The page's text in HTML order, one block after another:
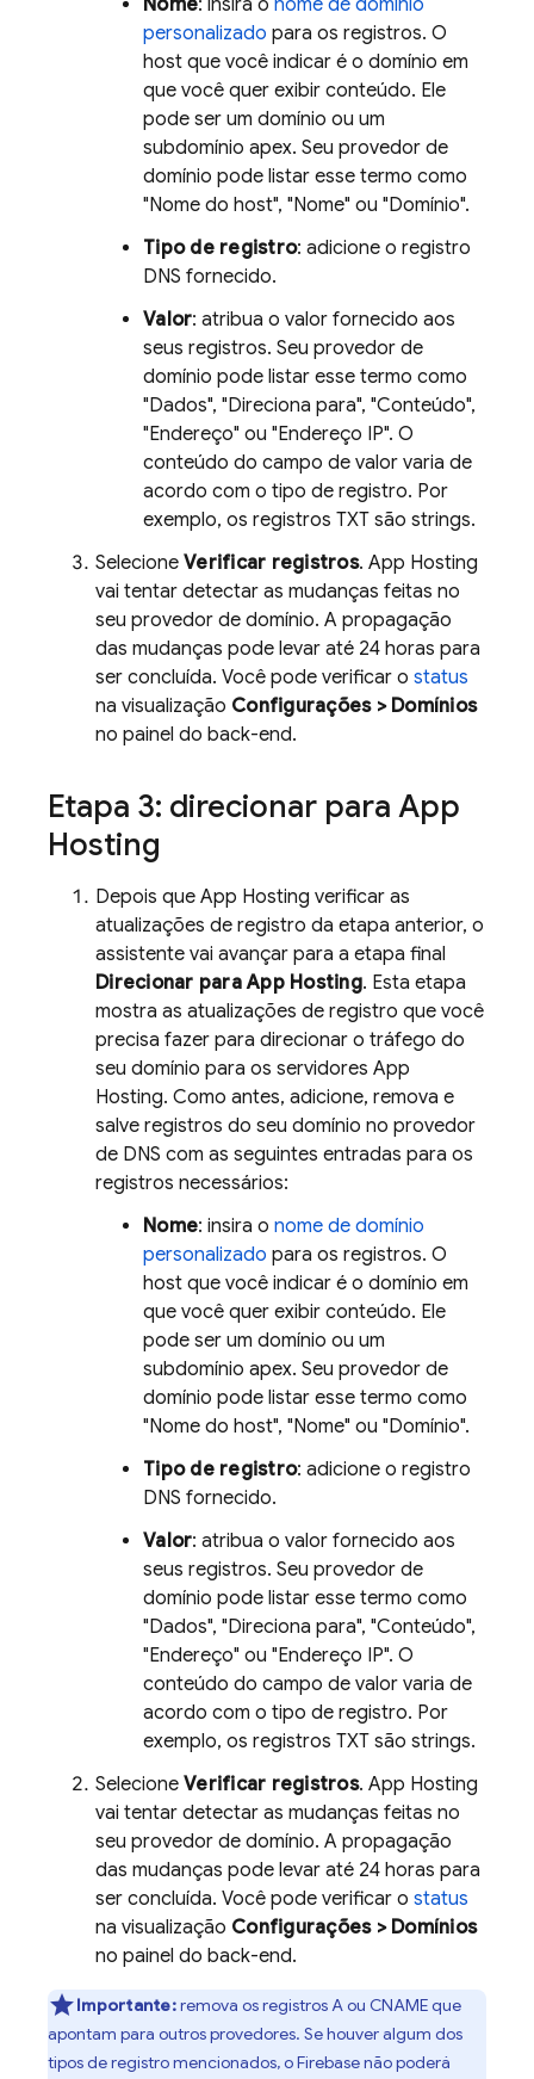
Nome: insira o nome de domínio
personalizado para os registros. O
host que você indicar é o domínio em
que você quer exibir conteúdo. Ele
pode ser um domínio ou um
subdomínio apex. Seu provedor de
domínio pode listar esse termo como
"Nome do host", "Nome" ou "Domínio".
Tipo de registro: adicione o registro
DNS fornecido.
Valor: atribua o valor fornecido aos
seus registros. Seu provedor de
domínio pode listar esse termo como
"Dados", "Direciona para", "Conteúdo",
"Endereço" ou "Endereço IP". O
conteúdo do campo de valor varia de
acordo com o tipo de registro. Por
exemplo, os registros TXT são strings.
Selecione Verificar registros. App Hosting
vai tentar detectar as mudanças feitas no
seu provedor de domínio. A propagação
das mudanças pode levar até 24 horas para
ser concluída. Você pode verificar o status
na visualização Configurações > Domínios
no painel do back-end.
Etapa 3: direcionar para App
Hosting
Depois que App Hosting verificar as
atualizações de registro da etapa anterior, o
assistente vai avançar para a etapa final
Direcionar paraApp Hosting. Esta etapa
mostra as atualizações de registro que você
precisa fazer para direcionar o tráfego do
seu domínio para os servidores App
Hosting. Como antes, adicione, remova e
salve registros do seu domínio no provedor
de DNS com as seguintes entradas para os
registros necessários:
Nome: insira o nome de domínio
personalizado para os registros. O
host que você indicar é o domínio em
que você quer exibir conteúdo. Ele
pode ser um domínio ou um
subdomínio apex. Seu provedor de
domínio pode listar esse termo como
"Nome do host", "Nome" ou "Domínio".
Tipo de registro: adicione o registro
DNS fornecido.
Valor: atribua o valor fornecido aos
seus registros. Seu provedor de
domínio pode listar esse termo como
"Dados", "Direciona para", "Conteúdo",
"Endereço" ou "Endereço IP". O
conteúdo do campo de valor varia de
acordo com o tipo de registro. Por
exemplo, os registros TXT são strings.
Selecione Verificar registros. App Hosting
vai tentar detectar as mudanças feitas no
seu provedor de domínio. A propagação
das mudanças pode levar até 24 horas para
ser concluída. Você pode verificar o status
na visualização Configurações > Domínios
no painel do back-end.
Importante:remova os registros A ou CNAME que
apontam para outros provedores. Se houver algum dos
tipos de registro mencionados, o Firebase não poderá